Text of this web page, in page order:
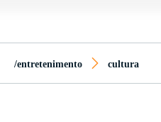
/entretenimento cultura